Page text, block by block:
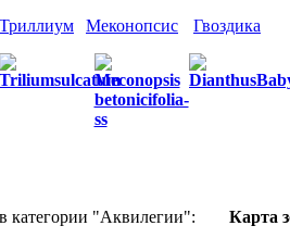
Триллиум Меконопсис Гвоздика
категории "Аквилегии":
Карта